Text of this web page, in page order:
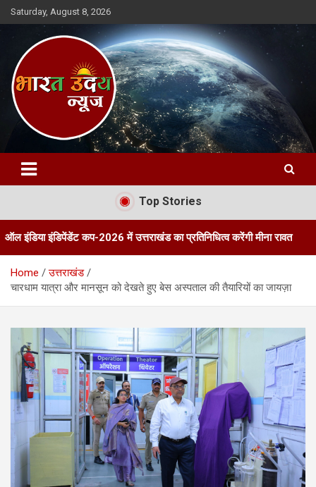
Skip
to
Saturday, August 8, 2026
Bharat Uday News
Top Stories
कप-2026 में उत्तराखंड का प्रतिनिधित्व करेंगी मीना रावत तीन
Home
उत्तराखंड
चारधाम यात्रा और मानसून को देखते हुए बेस अस्पताल की तैयारियों का जायज़ा